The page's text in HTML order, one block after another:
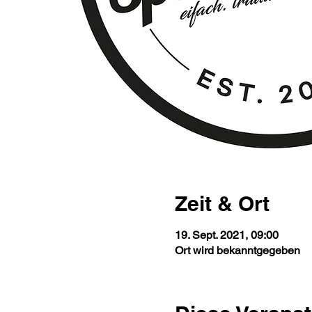
Zeit & Ort
19. Sept. 2021, 09:00
Ort wird bekanntgegeben